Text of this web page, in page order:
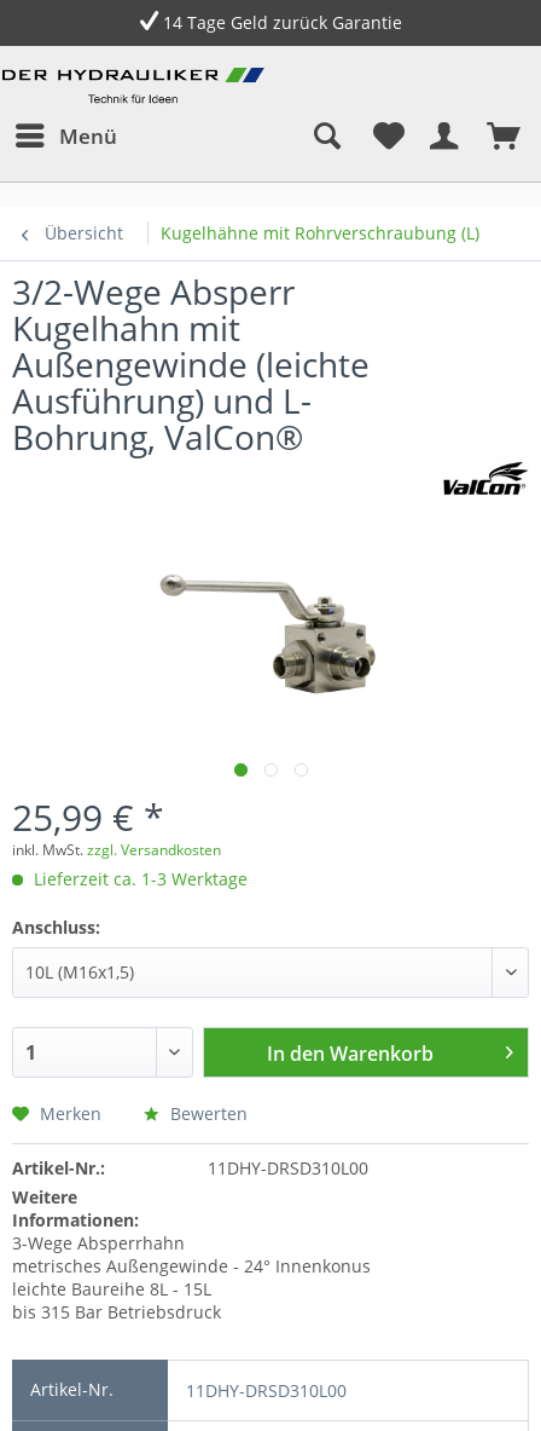
14 Tage Geld zurück Garantie
Menü
Übersicht Kugelhähne mit Rohrverschraubung (L)
3/2-Wege Absperr
Kugelhahn mit
Außengewinde (leichte
Ausführung) und L-
Bohrung, ValCon®
25,99 € *
inkl. MwSt.zzgl. Versandkosten
Lieferzeit ca. 1-3 Werktage
Anschluss:
In den Warenkorb
Merken Bewerten
Artikel-Nr.:
11DHY-DRSD310L00
Weitere
Informationen:
3-Wege Absperrhahn
metrisches Außengewinde - 24° Innenkonus
leichte Baureihe 8L - 15L
bis 315 Bar Betriebsdruck
11DHY-DRSD310L00